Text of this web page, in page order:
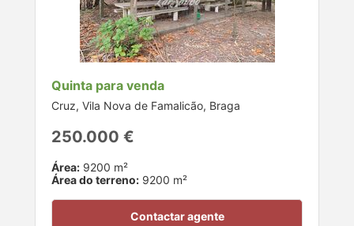
Quinta para venda
Cruz, Vila Nova de Famalicão, Braga
250.000 €
Área: 9200 m²
Área do terreno: 9200 m²
Contactar agente